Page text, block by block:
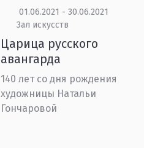
01.06.2021 - 30.06.2021
Зал искусств
Царица русского
авангарда
140 лет со дня рождения
художницы Натальи
Гончаровой